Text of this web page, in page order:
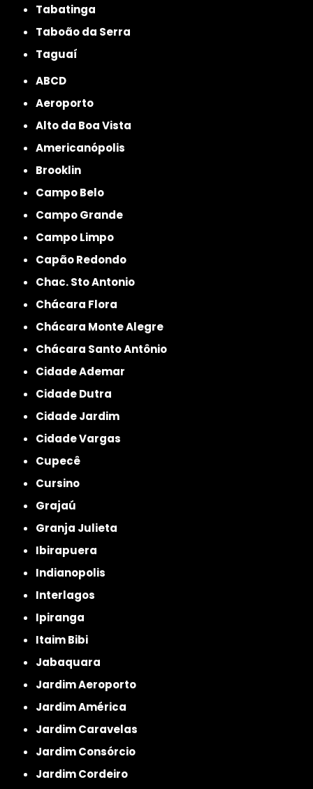
Tabatinga
Taboão da Serra
Taguaí
ABCD
Aeroporto
Alto da Boa Vista
Americanópolis
Brooklin
Campo Belo
Campo Grande
Campo Limpo
Capão Redondo
Chac. Sto Antonio
Chácara Flora
Chácara Monte Alegre
Chácara Santo Antônio
Cidade Ademar
Cidade Dutra
Cidade Jardim
Cidade Vargas
Cupecê
Cursino
Grajaú
Granja Julieta
Ibirapuera
Indianopolis
Interlagos
Ipiranga
Itaim Bibi
Jabaquara
Jardim Aeroporto
Jardim América
Jardim Caravelas
Jardim Consórcio
Jardim Cordeiro